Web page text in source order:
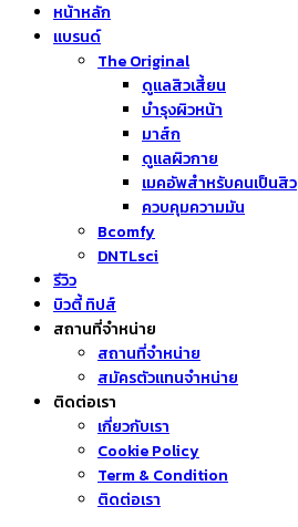
หน้าหลัก
แบรนด์
The Original
ดูแลสิวเสี้ยน
บำรุงผิวหน้า
มาส์ก
ดูแลผิวกาย
เมคอัพสำหรับคนเป็นสิว
ควบคุมความมัน
Bcomfy
DNTLsci
รีวิว
บิวตี้ ทิปส์
สถานที่จำหน่าย
สถานที่จำหน่าย
สมัครตัวแทนจำหน่าย
ติดต่อเรา
เกี่ยวกับเรา
Cookie Policy
Term & Condition
ติดต่อเรา